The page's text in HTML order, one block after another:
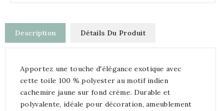
Description Détails Du Produit
Apportez une touche d'élégance exotique avec
cette toile 100 % polyester au motif indien
cachemire jaune sur fond crème. Durable et
polyvalente, idéale pour décoration, ameublement